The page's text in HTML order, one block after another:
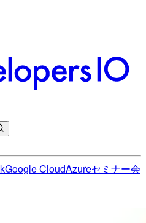
Google CloudAzureセミナー会